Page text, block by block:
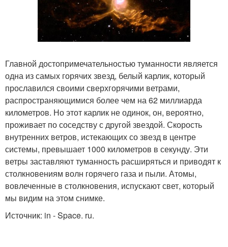
Главной достопримечательностью туманности является
одна из самых горячих звезд, белый карлик, который
прославился своими сверхгорячими ветрами,
распространяющимися более чем на 62 миллиарда
километров. Но этот карлик не одинок, он, вероятно,
проживает по соседству с другой звездой. Скорость
внутренних ветров, истекающих со звезд в центре
системы, превышает 1000 километров в секунду. Эти
ветры заставляют туманность расширяться и приводят к
столкновениям волн горячего газа и пыли. Атомы,
вовлеченные в столкновения, испускают свет, который
мы видим на этом снимке.
Источник: in - Space. ru.